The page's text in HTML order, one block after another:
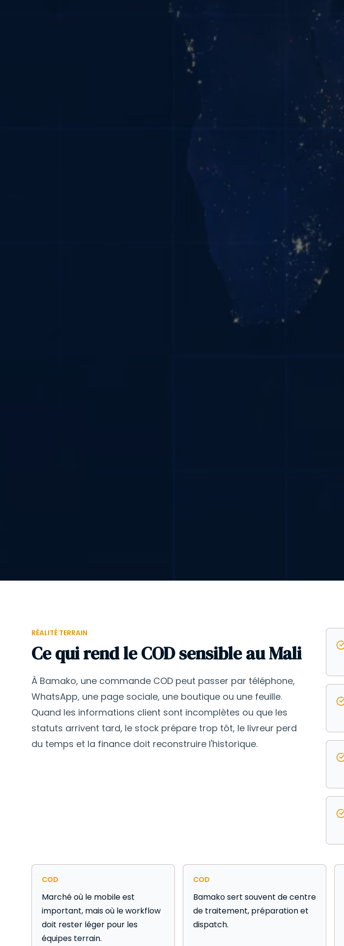
RÉALITÉ TERRAIN
Ce qui rend le COD sensible au Mali
À Bamako, une commande COD peut passer par téléphone,
WhatsApp, une page sociale, une boutique ou une feuille.
Quand les informations client sont incomplètes ou que les
statuts arrivent tard, le stock prépare trop tôt, le livreur perd
du temps et la finance doit reconstruire l'historique.
COD
Marché où le mobile est
important, mais où le workflow
doit rester léger pour les
équipes terrain.
COD
Bamako sert souvent de centre
de traitement, préparation et
dispatch.